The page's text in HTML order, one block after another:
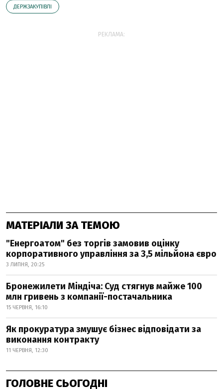
ДЕРЖЗАКУПІВЛІ
РЕКЛАМА:
МАТЕРІАЛИ ЗА ТЕМОЮ
"Енергоатом" без торгів замовив оцінку
корпоративного управління за 3,5 мільйона євро
3 ЛИПНЯ, 20:25
Бронежилети Міндіча: Суд стягнув майже 100
млн гривень з компанії-постачальника
15 ЧЕРВНЯ, 16:10
Як прокуратура змушує бізнес відповідати за
виконання контракту
11 ЧЕРВНЯ, 12:30
ГОЛОВНЕ СЬОГОДНІ